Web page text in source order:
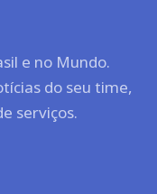
e no Mundo.
do seu time,
serviços.